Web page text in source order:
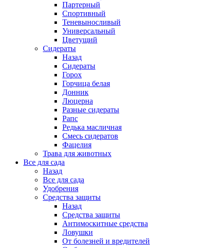
Партерный
Спортивный
Теневыносливый
Универсальный
Цветущий
Сидераты
Назад
Сидераты
Горох
Горчица белая
Донник
Люцерна
Разные сидераты
Рапс
Редька масличная
Смесь сидератов
Фацелия
Трава для животных
Все для сада
Назад
Все для сада
Удобрения
Средства защиты
Назад
Средства защиты
Антимоскитные средства
Ловушки
От болезней и вредителей